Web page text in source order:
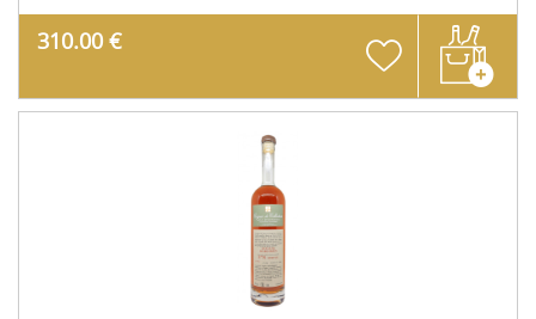
310.00 €